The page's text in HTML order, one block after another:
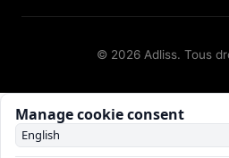
© 2026 Adliss. Tous
Manage cookie consent